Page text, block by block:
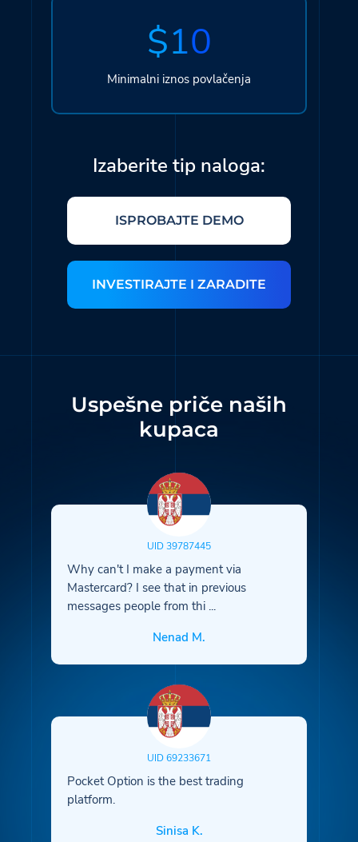
$10
Minimalni iznos povlačenja
Izaberite tip naloga:
ISPROBAJTE DEMO
INVESTIRAJTE I ZARADITE
Uspešne priče naših
kupaca
UID 39787445
Why can't I make a payment via
Mastercard? I see that in previous
messages people from thi ...
Nenad M.
UID 69233671
Pocket Option is the best trading
platform.
Sinisa K.